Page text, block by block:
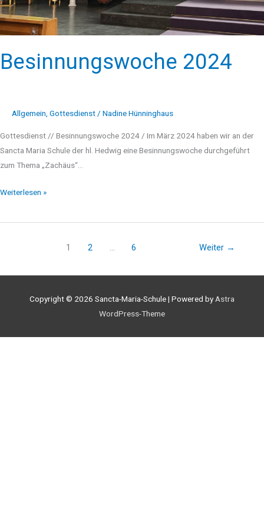
Besinnungswoche 2024
Allgemein Gottesdienst / Nadine Hünninghaus
Gottesdienst // Besinnungswoche 2024 / Im März 2024 haben wir an der
Sancta Maria Schule der hl. Hedwig eine Besinnungswoche durchgeführt
zum Thema „Zachäus“…
Weiterlesen »
1 2 … 6 Weiter →
Copyright © 2026 Sancta-Maria-Schule| Powered by Astra
WordPress-Theme